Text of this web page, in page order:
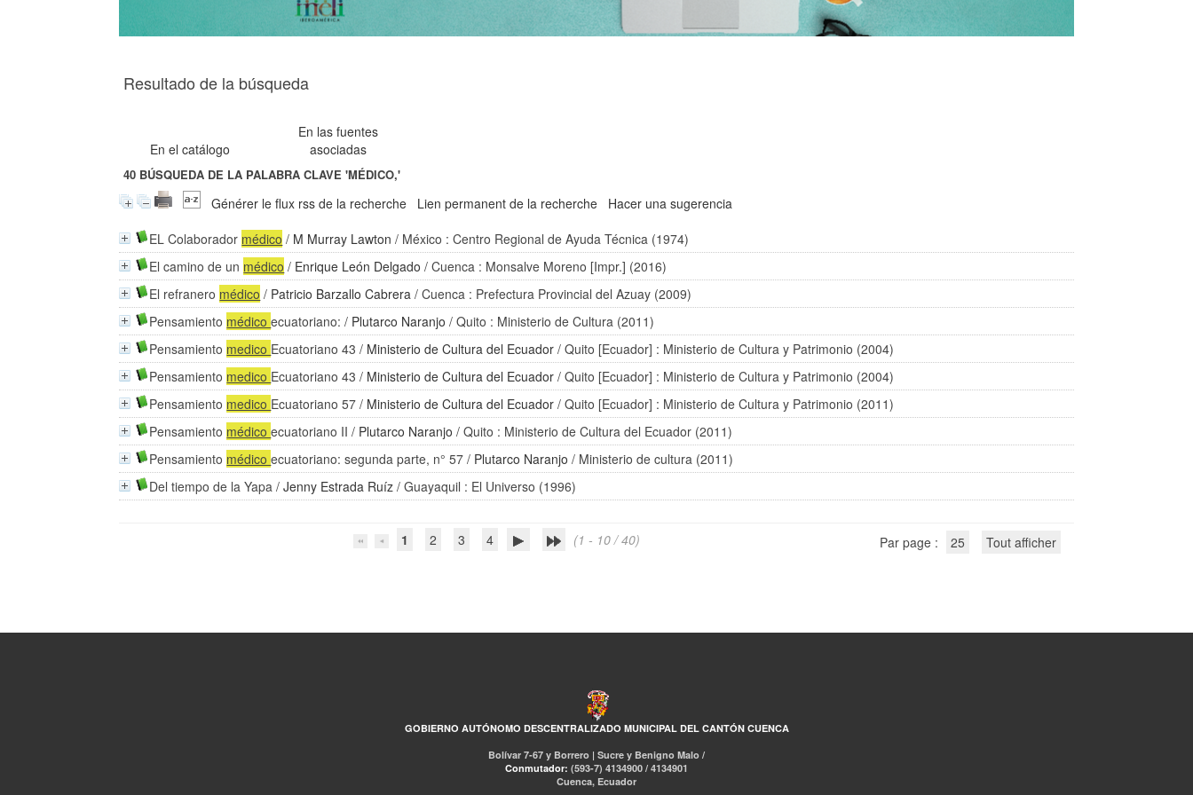
Resultado de la búsqueda
En el catálogo
En las fuentes
asociadas
40 BÚSQUEDA DE LA PALABRA CLAVE'MÉDICO,'
Générer le flux rss de la recherche Lien permanent de la recherche
Hacer una sugerencia
EL Colaborador médico / M Murray Lawton / México : Centro Regional de Ayuda Técnica (1974)
El camino de un médico / Enrique León Delgado / Cuenca : Monsalve Moreno [Impr.] (2016)
El refranero médico / Patricio Barzallo Cabrera / Cuenca : Prefectura Provincial del Azuay (2009)
Pensamiento médicoecuatoriano: / Plutarco Naranjo / Quito : Ministerio de Cultura (2011)
Pensamiento medico Ecuatoriano 43 / Ministerio de Cultura del Ecuador / Quito [Ecuador] : Ministerio de Cultura y Patrimonio (2004)
Pensamiento medico Ecuatoriano 43 / Ministerio de Cultura del Ecuador / Quito [Ecuador] : Ministerio de Cultura y Patrimonio (2004)
Pensamiento medico Ecuatoriano 57 / Ministerio de Cultura del Ecuador / Quito [Ecuador] : Ministerio de Cultura y Patrimonio (2011)
Pensamiento médicoecuatoriano II / Plutarco Naranjo / Quito : Ministerio de Cultura del Ecuador (2011)
Pensamiento médicoecuatoriano: segunda parte, n° 57 / Plutarco Naranjo / Ministerio de cultura (2011)
Del tiempo de la Yapa /Jenny Estrada Ruíz / Guayaquil : El Universo (1996)
1 2 3 4 (1 - 10 / 40) Par page : 25 Tout afficher
GOBIERNO AUTÓNOMO DESCENTRALIZADO MUNICIPAL DEL CANTÓN CUENCA
Bolívar 7-67 y Borrero | Sucre y Benigno Malo /
Conmutador: (593-7) 4134900 / 4134901
Cuenca, Ecuador